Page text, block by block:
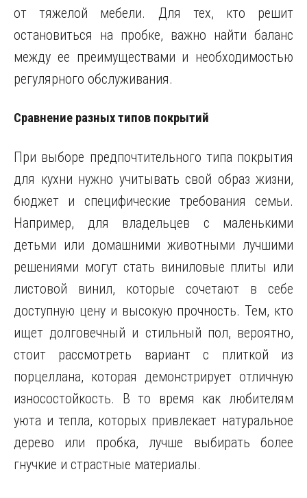
от тяжелой мебели. Для тех, кто решит
остановиться на пробке, важно найти баланс
между ее преимуществами и необходимостью
регулярного обслуживания.
Сравнение разных типов покрытий
При выборе предпочтительного типа покрытия
для кухни нужно учитывать свой образ жизни,
бюджет и специфические требования семьи.
Например, для владельцев с маленькими
детьми или домашними животными лучшими
решениями могут стать виниловые плиты или
листовой винил, которые сочетают в себе
доступную цену и высокую прочность. Тем, кто
ищет долговечный и стильный пол, вероятно,
стоит рассмотреть вариант с плиткой из
порцеллана, которая демонстрирует отличную
износостойкость. В то время как любителям
уюта и тепла, которых привлекает натуральное
дерево или пробка, лучше выбирать более
гнучкие и страстные материалы.